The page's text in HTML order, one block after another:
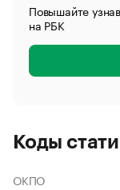
Повышайте
на РБК
Коды
ОКПО